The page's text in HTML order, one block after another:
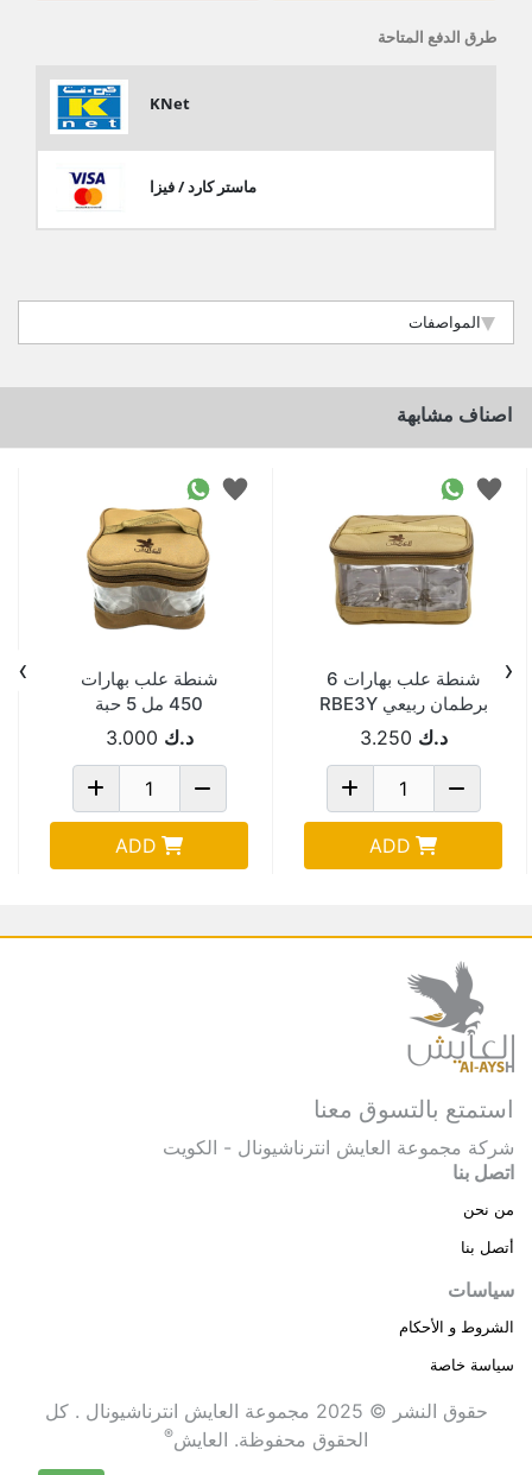
طرق الدفع المتاحة
KNet
ماستر كارد / فيزا
المواصفات
اصناف مشابهة
شنطة علب بهارات 6
برطمان ربيعي RBE3Y
10693-1د.ك 3.250
ADD
شنطة علب بهارات
450 مل 5 حبة
د.ك 3.000
ADD
‹
›
استمتع بالتسوق معنا
شركة مجموعة العايش انترناشيونال - الكويت
اتصل بنا
من نحن
أتصل بنا
سياسات
الشروط و الأحكام
سياسة خاصة
حقوق النشر © 2025 مجموعة العايش انترناشيونال . كل
الحقوق محفوظة. العايش®